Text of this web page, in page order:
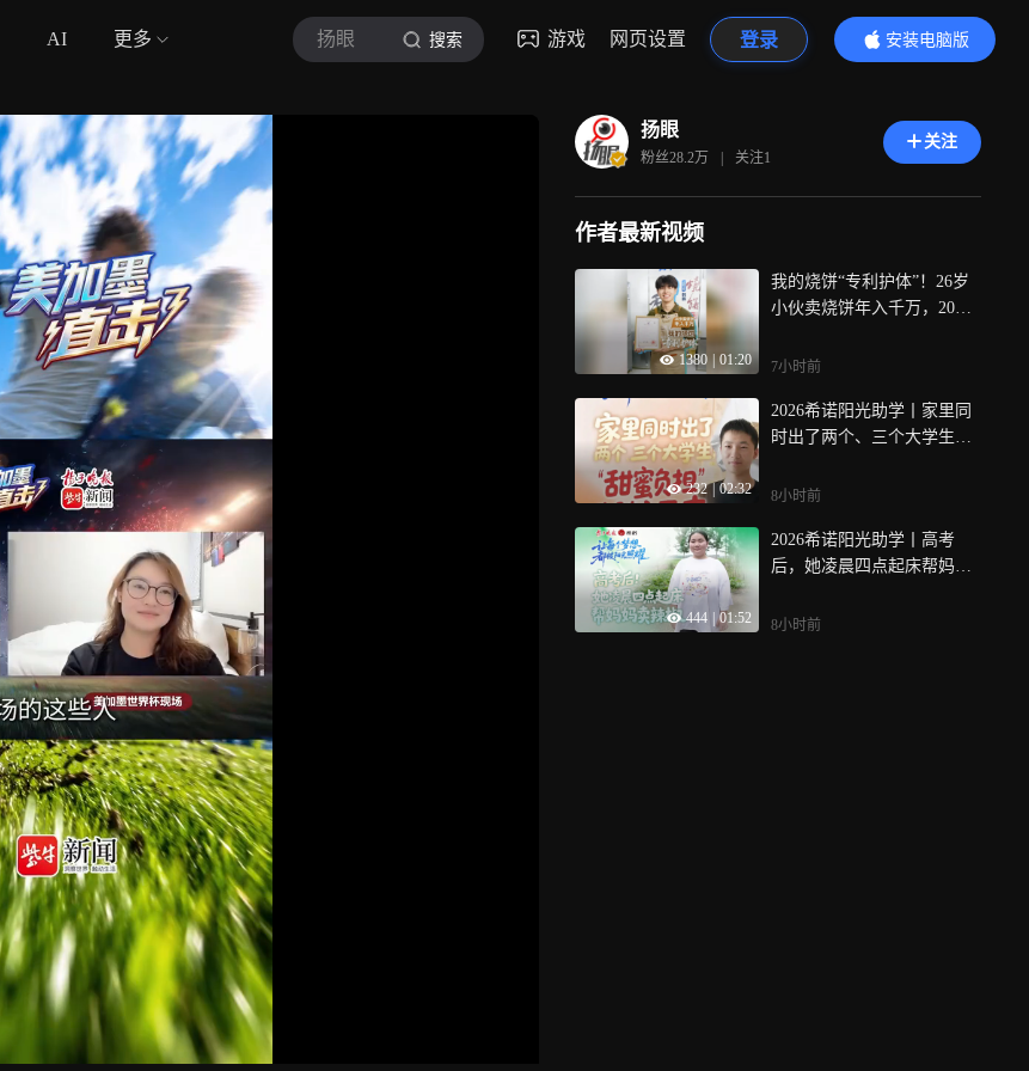
AI 更多 扬眼 搜索 游戏 网页设置 登录
安装电脑版
内容更精彩
扬眼
粉丝28.2万 | 关注1
关注
作者最新视频
1380 01:20
我的烧饼“专利护体”！26岁
小伙卖烧饼年入千万，20多
7小时前
232 02:32
2026希诺阳光助学丨家里同
时出了两个、三个大学生，
8小时前
444 01:52
2026希诺阳光助学丨高考
后，她凌晨四点起床帮妈妈
8小时前